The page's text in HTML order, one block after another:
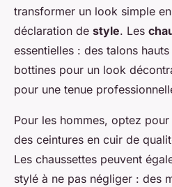
transformer un look simple
déclaration de style. Les
essentielles : des talons
bottines pour un look
pour une tenue
Pour les hommes, optez
des ceintures en cuir de
Les chaussettes peuvent
stylé à ne pas négliger : des